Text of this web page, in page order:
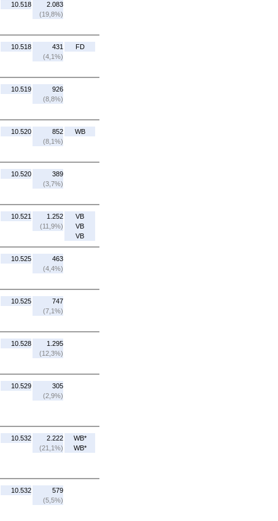
10.518
2.083
(19,8%)
10.518
431
(4,1%)
FD
10.519
926
(8,8%)
10.520
852
(8,1%)
WB
10.520
389
(3,7%)
10.521
1.252
(11,9%)
VB
VB
VB
10.525
463
(4,4%)
10.525
747
(7,1%)
10.528
1.295
(12,3%)
10.529
305
(2,9%)
10.532
2.222
(21,1%)
WB*
WB*
10.532
579
(5,5%)